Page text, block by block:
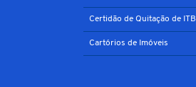
Certidão de Quitação de ITBI
Cartórios de Imóveis